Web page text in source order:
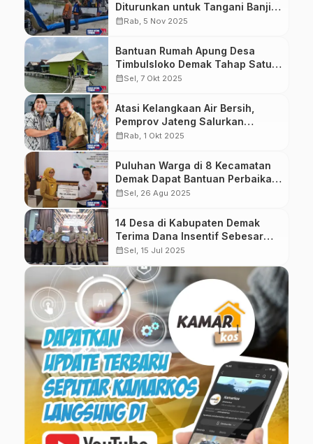
Diturunkan untuk Tangani Banjir
di Sayung Demak
calendar_monthRab, 5 Nov 2025
Bantuan Rumah Apung Desa
Timbulsloko Demak Tahap Satu
Rampung, Program Tetap
calendar_monthSel, 7 Okt 2025
Atasi Kelangkaan Air Bersih,
Pemprov Jateng Salurkan
Bantuan Desalinasi Air ke Warga
calendar_monthRab, 1 Okt 2025
Puluhan Warga di 8 Kecamatan
Demak Dapat Bantuan Perbaikan
RTLH
calendar_monthSel, 26 Agu 2025
14 Desa di Kabupaten Demak
Terima Dana Insentif Sebesar
Rp150 Juta
calendar_monthSel, 15 Jul 2025